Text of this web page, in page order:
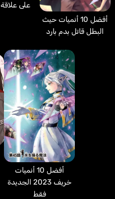
أفضل 10 أنميات حيث
البطل قاتل بدم بارد
على
أفضل 10 أنميات
خريف 2023 الجديدة
فقط